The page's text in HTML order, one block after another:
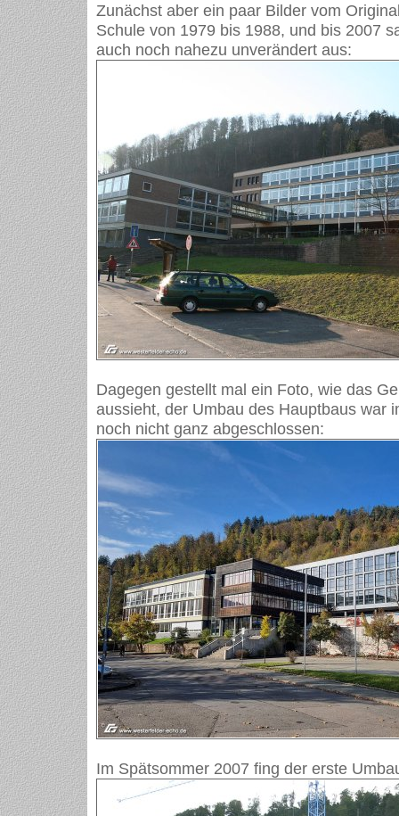
Zunächst aber ein paar Bilder vom
Schule von 1979 bis 1988, und bis 2007
auch noch nahezu unverändert aus:
Dagegen gestellt mal ein Foto, wie das
aussieht, der Umbau des Hauptbaus war
noch nicht ganz abgeschlossen:
Im Spätsommer 2007 fing der erste